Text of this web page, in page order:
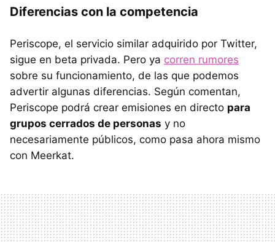
Diferencias con la competencia
Periscope, el servicio similar adquirido por Twitter,
sigue en beta privada. Pero ya corren rumores
sobre su funcionamiento, de las que podemos
advertir algunas diferencias. Según comentan,
Periscope podrá crear emisiones en directo para
grupos cerrados de personas y no
necesariamente públicos, como pasa ahora mismo
con Meerkat.